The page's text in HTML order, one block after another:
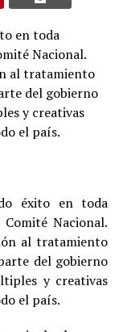
en toda
Nacional.
al tratamiento
del gobierno
y creativas
el país.
éxito en toda
Nacional.
al tratamiento
del gobierno
y creativas
el país.